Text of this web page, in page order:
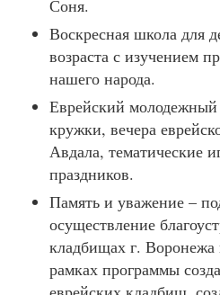
Соня.
Воскресная школа для
возраста с изучением
нашего народа.
Еврейский молодежный
кружки, вечера
Авдала, тематические
праздников.
Память и уважение –
осуществление
кладбищах г. Воронежа
рамках программы